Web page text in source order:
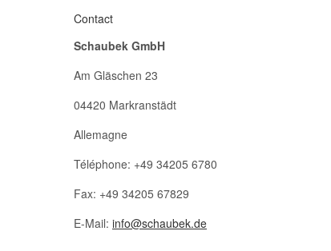
Contact
Schaubek GmbH
Am Gläschen 23
04420 Markranstädt
Allemagne
Téléphone: +49 34205 6780
Fax: +49 34205 67829
E-Mail: info@schaubek.de